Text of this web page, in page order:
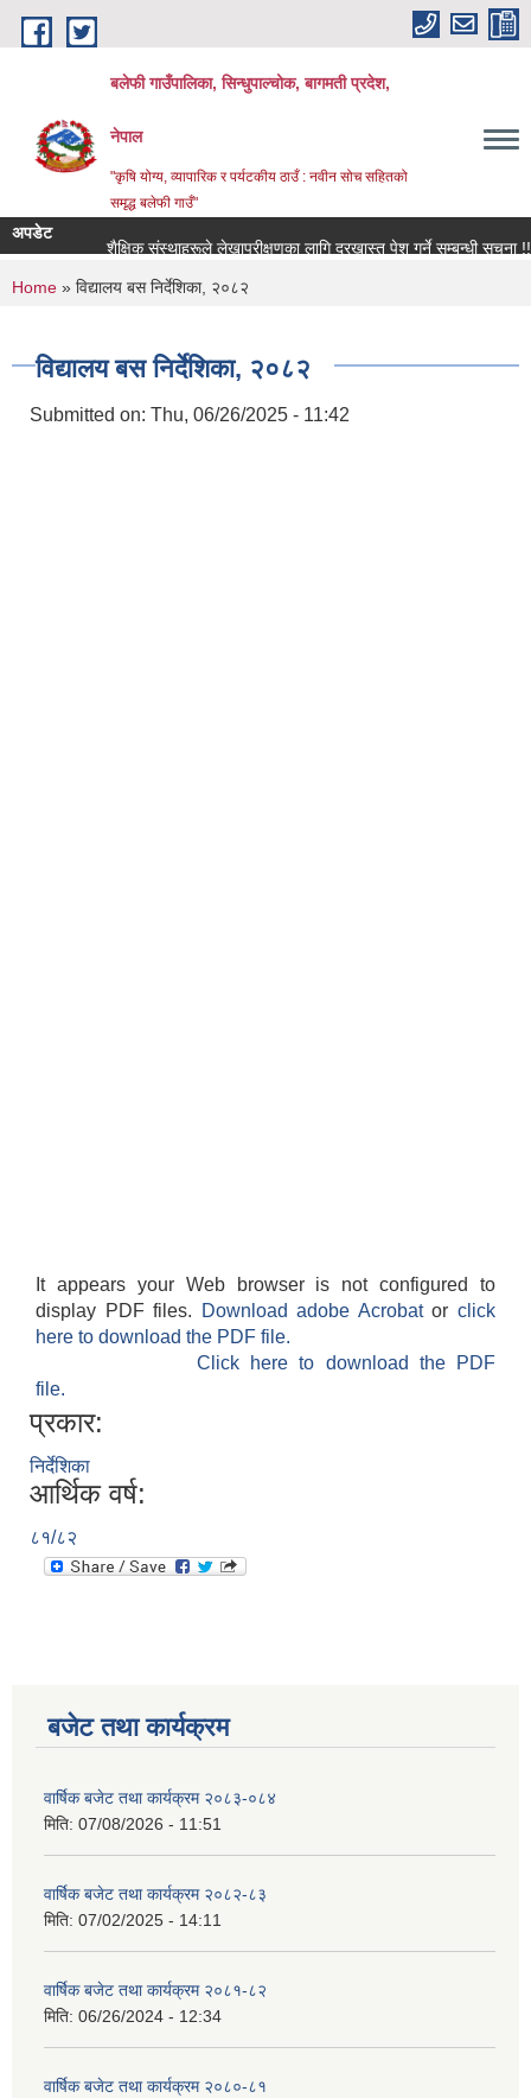
Skip to main content
बलेफी गाउँपालिका, सिन्धुपाल्चोक, बागमती प्रदेश,
नेपाल
"कृषि योग्य, व्यापारिक र पर्यटकीय ठाउँ : नवीन सोच सहितको
समृद्ध बलेफी गाउँ"
अपडेट
शैक्षिक संस्थाहरूले लेखापरीक्षणका लागि दरखास्त पेश गर्ने सम्बन्धी सूचना !!!
You are here
Home » विद्यालय बस निर्देशिका, २०८२
विद्यालय बस निर्देशिका, २०८२
Submitted on: Thu, 06/26/2025 - 11:42
It appears your Web browser is not configured to
display PDF files.
Download adobe Acrobatorclick
here to download the PDF file.
Click here to download the PDF
file.
प्रकार:
निर्देशिका
आर्थिक वर्ष:
८१/८२
बजेट तथा कार्यक्रम
वार्षिक बजेट तथा कार्यक्रम २०८३-०८४
मिति: 07/08/2026 - 11:51
वार्षिक बजेट तथा कार्यक्रम २०८२-८३
मिति: 07/02/2025 - 14:11
वार्षिक बजेट तथा कार्यक्रम २०८१-८२
मिति: 06/26/2024 - 12:34
वार्षिक बजेट तथा कार्यक्रम २०८०-८१